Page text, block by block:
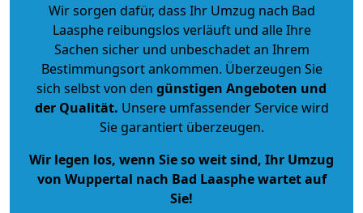
Wir sorgen dafür, dass Ihr Umzug nach Bad
Laasphe reibungslos verläuft und alle Ihre
Sachen sicher und unbeschadet an Ihrem
Bestimmungsort ankommen. Überzeugen Sie
sich selbst von den günstigen Angeboten und
der Qualität. Unsere umfassender Service wird
Sie garantiert überzeugen.
Wir legen los, wenn Sie so weit sind, Ihr Umzug
von Wuppertal nach Bad Laasphe wartet auf
Sie!